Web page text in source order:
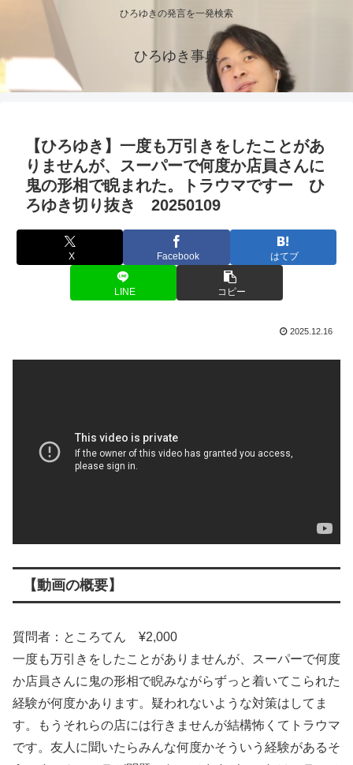
ひろゆきの発言を一発検索
ひろゆき事典
【ひろゆき】一度も万引きをしたことがあ
りませんが、スーパーで何度か店員さんに
鬼の形相で睨まれた。トラウマですー ひ
ろゆき切り抜き 20250109
X Facebook はてブ
LINE コピー
2025.12.16
【動画の概要】
質問者：ところてん ¥2,000
一度も万引きをしたことがありませんが、スーパーで何度
か店員さんに鬼の形相で睨みながらずっと着いてこられた
経験が何度かあります。疑われないような対策はしてま
す。もうそれらの店には行きませんが結構怖くてトラウマ
です。友人に聞いたらみんな何度かそういう経験があるそ